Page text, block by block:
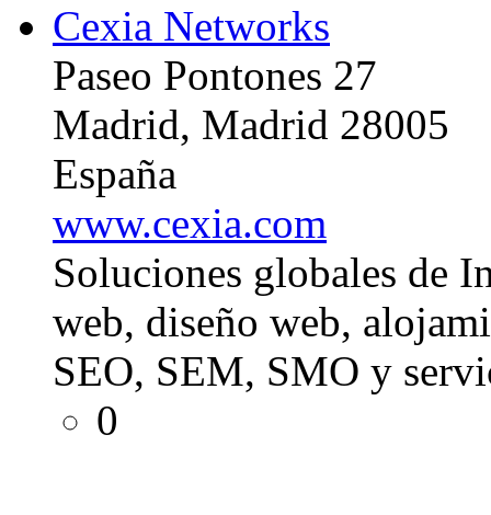
Cexia Networks
Paseo Pontones 27
Madrid, Madrid 28005
España
www.cexia.com
Soluciones globales de
web, diseño web,
SEO, SEM, SMO y
0